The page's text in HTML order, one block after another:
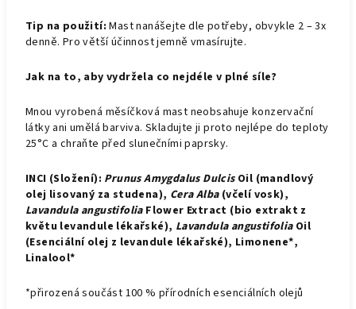
Tip na použití: Mast nanášejte dle potřeby, obvykle 2 – 3x
denně. Pro větší účinnost jemně vmasírujte.
Jak na to, aby vydržela co nejdéle v plné síle?
Mnou vyrobená měsíčková mast neobsahuje konzervační
látky ani umělá barviva. Skladujte ji proto nejlépe do teploty
25°C a chraňte před slunečními paprsky.
INCI (Složení): Prunus Amygdalus Dulcis Oil (mandlový
olej lisovaný za studena), Cera Alba (včelí vosk),
Lavandula angustifoliaFlower Extract (bio extrakt z
květu levandule lékařské), Lavandula angustifolia Oil
(Esenciální olej z levandule lékařské), Limonene*,
Linalool*
*přirozená součást 100 % přírodních esenciálních olejů